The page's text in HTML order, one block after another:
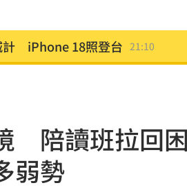
年Jump》跌破百萬 21:08
2000筆惡意棄單
威脅 女撿半年逮人 20:55
」 劉世芳說話了
陪讀班拉回
弱勢